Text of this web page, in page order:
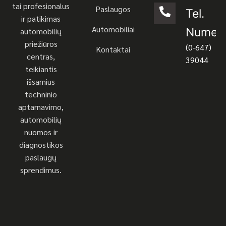
tai profesionalus
ir patikimas
automobilių
priežiūros
centras,
teikiantis
išsamius
techninio
aptarnavimo,
automobilių
nuomos ir
diagnostikos
paslaugų
sprendimus.
Paslaugos
Automobiliai
Kontaktai
Tel.
(0-647)
39044